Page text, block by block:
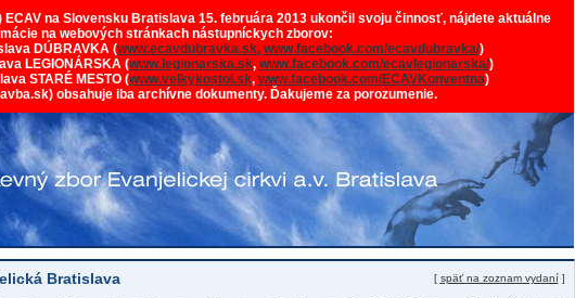
na Slovensku Bratislava 15. februára 2013 ukončil svoju činnosť, nájdete aktuálne
na webových stránkach nástupníckych zborov:
DÚBRAVKA (www.ecavdubravka.sk, www.facebook.com/ecavdubravka/)
LEGIONÁRSKA (www.legionarska.sk, www.facebook.com/ecavlegionarska/)
STARÉ MESTO (www.velkykostol.sk, www.facebook.com/ECAVKonventna)
obsahuje iba archívne dokumenty. Ďakujeme za porozumenie.
Bratislava [ späť na zoznam vydaní]